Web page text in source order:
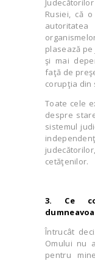
Rusiei, că
plasează
şi mai
faţă de
corupţia din
Toate cele
despre
sistemul
cetăţenilor.
3. Ce
Întrucât
Omului nu
pentru